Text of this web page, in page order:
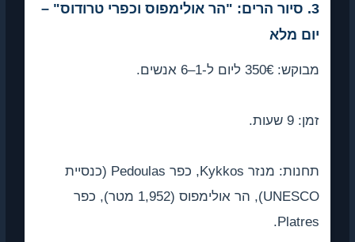
3. סיור הרים: "הר אולימפוס וכפרי טרודוס" –
מלא
350€ ליום ל-1–6 אנשים.
תחנות: מנזר Kykkos, כפר Pedoulas (כנסיית
UNESCO), הר אולימפוס (1,952 מטר), כפר